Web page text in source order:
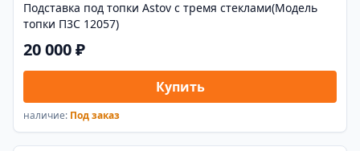
Подставка под топки Astov с тремя стеклами(Модель
топки П3С 12057)
20 000 ₽
Купить
наличие: Под заказ